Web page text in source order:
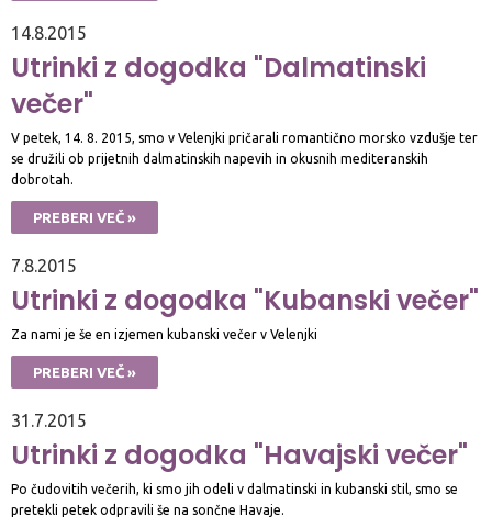
14.8.2015
Utrinki z dogodka "Dalmatinski
večer"
V petek, 14. 8. 2015, smo v Velenjki pričarali romantično morsko vzdušje ter
se družili ob prijetnih dalmatinskih napevih in okusnih mediteranskih
dobrotah.
PREBERI VEČ »
7.8.2015
Utrinki z dogodka "Kubanski večer"
Za nami je še en izjemen kubanski večer v Velenjki
PREBERI VEČ »
31.7.2015
Utrinki z dogodka "Havajski večer"
Po čudovitih večerih, ki smo jih odeli v dalmatinski in kubanski stil, smo se
pretekli petek odpravili še na sončne Havaje.